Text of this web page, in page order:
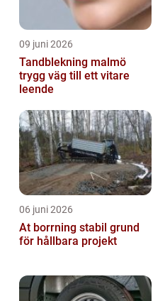
09 juni 2026
Tandblekning malmö
trygg väg till ett vitare
leende
06 juni 2026
At borrning stabil grund
för hållbara projekt